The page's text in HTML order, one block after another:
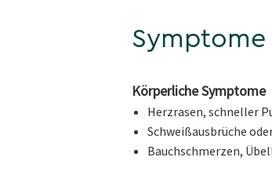
Symptome
Körperliche Symptome
Herzrasen, schneller
Schweißausbrüche
Bauchschmerzen,